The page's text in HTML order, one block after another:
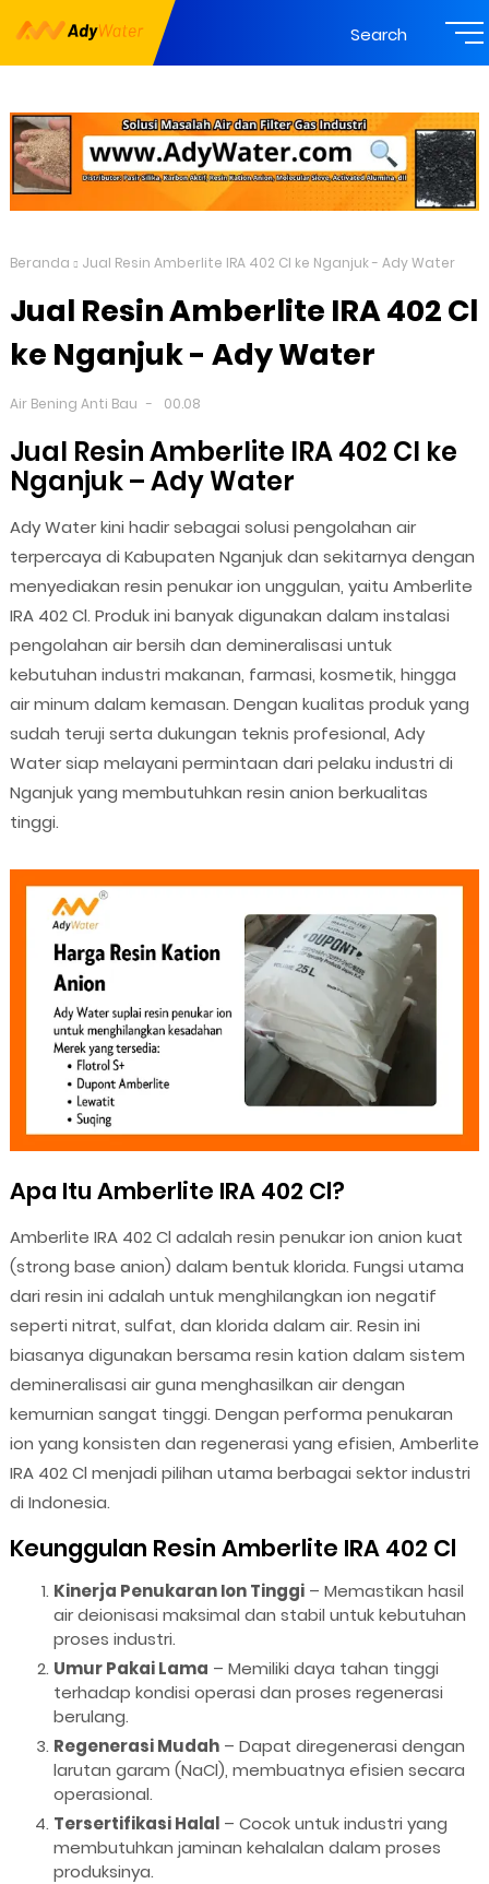
Search
Beranda Jual Resin Amberlite IRA 402 Cl ke Nganjuk - Ady Water
Jual Resin Amberlite IRA 402 Cl
ke Nganjuk - Ady Water
Air Bening Anti Bau 00.08
Jual Resin Amberlite IRA 402 Cl ke
Nganjuk – Ady Water
Ady Water kini hadir sebagai solusi pengolahan air
terpercaya di Kabupaten Nganjuk dan sekitarnya dengan
menyediakan resin penukar ion unggulan, yaitu Amberlite
IRA 402 Cl. Produk ini banyak digunakan dalam instalasi
pengolahan air bersih dan demineralisasi untuk
kebutuhan industri makanan, farmasi, kosmetik, hingga
air minum dalam kemasan. Dengan kualitas produk yang
sudah teruji serta dukungan teknis profesional, Ady
Water siap melayani permintaan dari pelaku industri di
Nganjuk yang membutuhkan resin anion berkualitas
tinggi.
Apa Itu Amberlite IRA 402 Cl?
Amberlite IRA 402 Cl adalah resin penukar ion anion kuat
(strong base anion) dalam bentuk klorida. Fungsi utama
dari resin ini adalah untuk menghilangkan ion negatif
seperti nitrat, sulfat, dan klorida dalam air. Resin ini
biasanya digunakan bersama resin kation dalam sistem
demineralisasi air guna menghasilkan air dengan
kemurnian sangat tinggi. Dengan performa penukaran
ion yang konsisten dan regenerasi yang efisien, Amberlite
IRA 402 Cl menjadi pilihan utama berbagai sektor industri
di Indonesia.
Keunggulan Resin Amberlite IRA 402 Cl
Kinerja Penukaran Ion Tinggi– Memastikan hasil
air deionisasi maksimal dan stabil untuk kebutuhan
proses industri.
Umur Pakai Lama – Memiliki daya tahan tinggi
terhadap kondisi operasi dan proses regenerasi
berulang.
Regenerasi Mudah– Dapat diregenerasi dengan
larutan garam (NaCl), membuatnya efisien secara
operasional.
Tersertifikasi Halal– Cocok untuk industri yang
membutuhkan jaminan kehalalan dalam proses
produksinya.